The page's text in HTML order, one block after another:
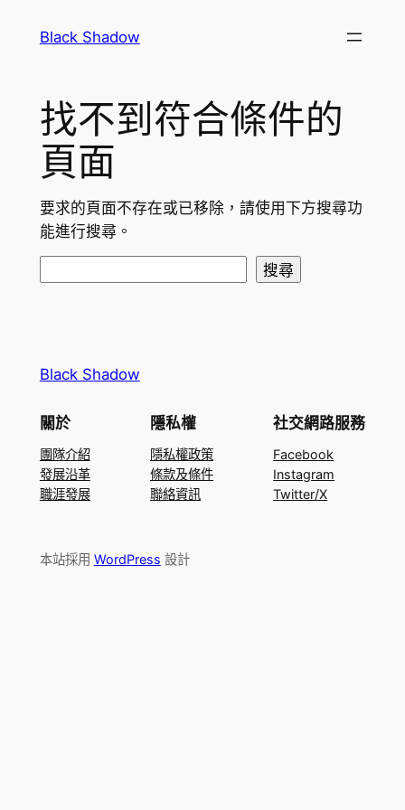
Black Shadow
找不到符合條件的
頁面
要求的頁面不存在或已移除，請使用下方搜尋功
能進行搜尋。
搜尋
Black Shadow
關於
團隊介紹
發展沿革
職涯發展
隱私權
隱私權政策
條款及條件
聯絡資訊
社交網路服務
Facebook
Instagram
Twitter/X
本站採用 WordPress 設計